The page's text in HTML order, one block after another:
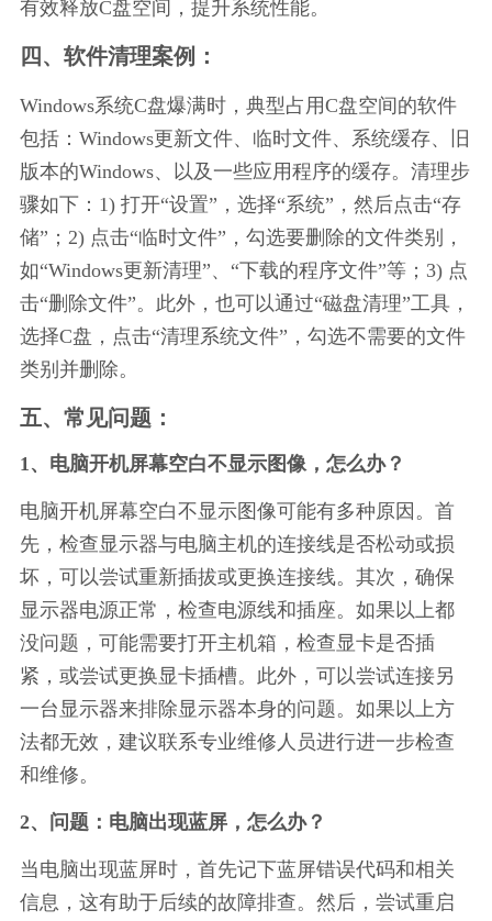
有效释放C盘空间，提升系统性能。
四、软件清理案例：
Windows系统C盘爆满时，典型占用C盘空间的软件
包括：Windows更新文件、临时文件、系统缓存、旧
版本的Windows、以及一些应用程序的缓存。清理步
骤如下：1) 打开“设置”，选择“系统”，然后点击“存
储”；2) 点击“临时文件”，勾选要删除的文件类别，
如“Windows更新清理”、“下载的程序文件”等；3) 点
击“删除文件”。此外，也可以通过“磁盘清理”工具，
选择C盘，点击“清理系统文件”，勾选不需要的文件
类别并删除。
五、常见问题：
1、电脑开机屏幕空白不显示图像，怎么办？
电脑开机屏幕空白不显示图像可能有多种原因。首
先，检查显示器与电脑主机的连接线是否松动或损
坏，可以尝试重新插拔或更换连接线。其次，确保
显示器电源正常，检查电源线和插座。如果以上都
没问题，可能需要打开主机箱，检查显卡是否插
紧，或尝试更换显卡插槽。此外，可以尝试连接另
一台显示器来排除显示器本身的问题。如果以上方
法都无效，建议联系专业维修人员进行进一步检查
和维修。
2、问题：电脑出现蓝屏，怎么办？
当电脑出现蓝屏时，首先记下蓝屏错误代码和相关
信息，这有助于后续的故障排查。然后，尝试重启